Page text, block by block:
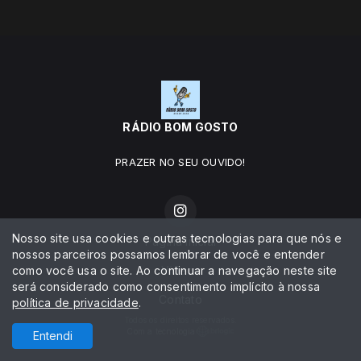
RÁDIO BOM GOSTO
PRAZER NO SEU OUVIDO!
Página Inicial
Vídeos
Nosso site usa cookies e outras tecnologias para que nós e
nossos parceiros possamos lembrar de você e entender
como você usa o site. Ao continuar a navegação neste site
será considerado como consentimento implícito à nossa
política de privacidade.
Entendi